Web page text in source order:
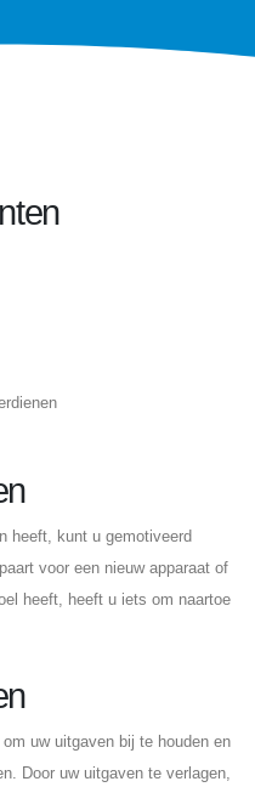
heeft, kunt u gemotiveerd
voor een nieuw apparaat of
heeft, heeft u iets om naartoe
uw uitgaven bij te houden en
Door uw uitgaven te verlagen,